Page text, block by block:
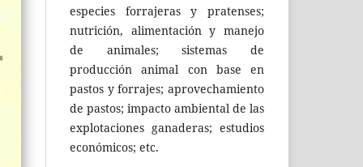
especies forrajeras y pratenses;
nutrición, alimentación y manejo
de animales; sistemas de
producción animal con base en
pastos y forrajes; aprovechamiento
de pastos; impacto ambiental de las
explotaciones ganaderas; estudios
económicos; etc.